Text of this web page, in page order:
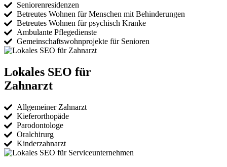
Seniorenresidenzen
Betreutes Wohnen für Menschen mit Behinderungen
Betreutes Wohnen für psychisch Kranke
Ambulante Pflegedienste
Gemeinschaftswohnprojekte für Senioren
Lokales SEO für
Zahnarzt
Allgemeiner Zahnarzt
Kieferorthopäde
Parodontologe
Oralchirurg
Kinderzahnarzt